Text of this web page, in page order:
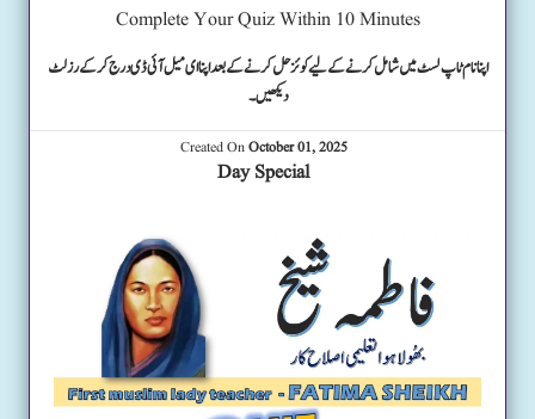
Complete Your Quiz Within 10 Minutes
اپنا نام ٹاپ لسٹ میں شامل کرنے کے لیے کوئز حل کرنے کے بعد اپنا ای میل آئی ڈی درج کرکے رزلٹ
دیکھیں۔
Created OnOctober 01, 2025
Day Special